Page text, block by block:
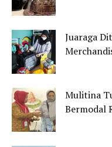
Juaraga
Mulitina
Bermodal